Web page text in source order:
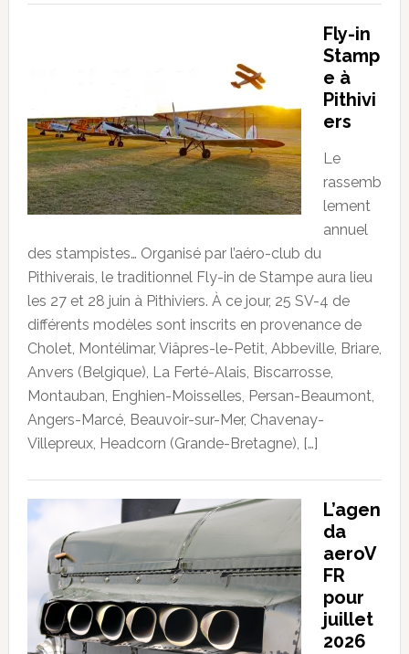
Fly-in
Stamp
e à
Pithivi
ers
Le
rassemb
lement
annuel
des stampistes… Organisé par l’aéro-club du
Pithiverais, le traditionnel Fly-in de Stampe aura lieu
les 27 et 28 juin à Pithiviers. À ce jour, 25 SV-4 de
différents modèles sont inscrits en provenance de
Cholet, Montélimar, Viâpres-le-Petit, Abbeville, Briare,
Anvers (Belgique), La Ferté-Alais, Biscarrosse,
Montauban, Enghien-Moisselles, Persan-Beaumont,
Angers-Marcé, Beauvoir-sur-Mer, Chavenay-
Villepreux, Headcorn (Grande-Bretagne), […]
L’agen
da
aeroV
FR
pour
juillet
2026